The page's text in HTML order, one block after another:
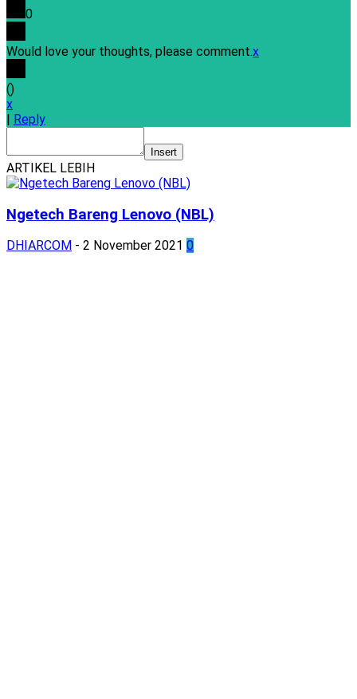
0
Would love your thoughts, please comment.x
()
x
| Reply
Insert
ARTIKEL LEBIH
Ngetech Bareng Lenovo (NBL)
DHIARCOM - 2 November 2021 0